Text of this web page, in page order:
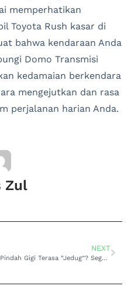
memperhatikan
Toyota Rush kasar di
bahwa kendaraan Anda
Domo Transmisi
kedamaian berkendara
mengejutkan dan rasa
perjalanan harian Anda.
Zul
NEXT
Pindah Gigi Terasa “Jedug”? Segera ke Bengkel Spesialis Perpindahan Transmisi Mobil Toyota Rush Kasar di Lembang